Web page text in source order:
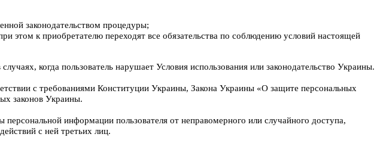
законодательством процедуры;
этом к приобретателю переходят все обязательства по соблюдению условий настоящей
когда пользователь нарушает Условия использования или законодательство Украины.
с требованиями Конституции Украины, Закона Украины «О защите персональных
законов Украины.
информации пользователя от неправомерного или случайного доступа,
с ней третьих лиц.